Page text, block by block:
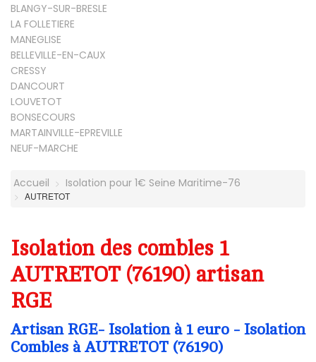
BLANGY-SUR-BRESLE
LA FOLLETIERE
MANEGLISE
BELLEVILLE-EN-CAUX
CRESSY
DANCOURT
LOUVETOT
BONSECOURS
MARTAINVILLE-EPREVILLE
NEUF-MARCHE
Accueil Isolation pour 1€ Seine Maritime-76
AUTRETOT
Isolation des combles 1
AUTRETOT (76190) artisan
RGE
Artisan RGE- Isolation à 1 euro - Isolation
Combles à AUTRETOT (76190)